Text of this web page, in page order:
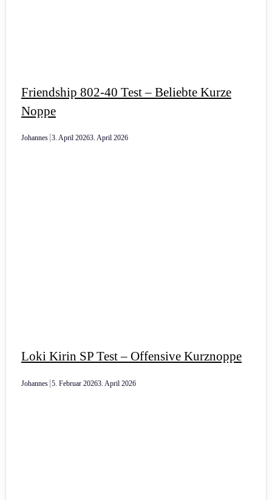
Friendship 802-40 Test – Beliebte Kurze
Noppe
Johannes 3. April 20263. April 2026
Loki Kirin SP Test – Offensive Kurznoppe
Johannes 5. Februar 20263. April 2026